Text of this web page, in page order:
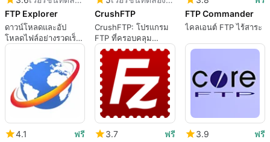
FTP Explorer
ดาวน์โหลดและอัป
โหลดไฟล์อย่างรวดเร็ว
ด้วยแอพ FTP ที่ลื่นไหล
CrushFTP
CrushFTP: โปรแกรม
FTP ที่ครอบคลุม
สำหรับ Windows
FTP Commander
ไคลเอนต์ FTP ไร้สาระ
4.1
ฟรี
3.7
ฟรี
3.9
ฟรี